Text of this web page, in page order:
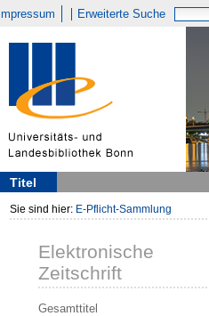
Impressum Erweiterte Suche
Titel
Sie sind hier: E-Pflicht-Sammlung
Elektronische
Zeitschrift
Gesamttitel